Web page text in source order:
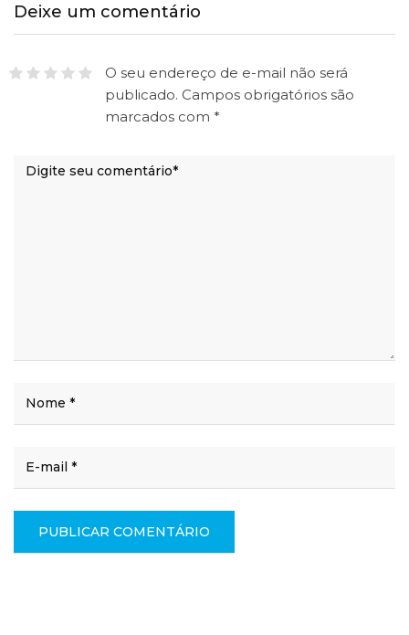
Deixe um comentário
O seu endereço de e-mail não será
publicado. Campos obrigatórios são
marcados com *